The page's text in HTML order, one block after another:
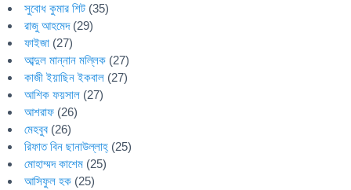
সুবোধ কুমার শিট (35)
রাজু আহমেদ(29)
ফাইজা (27)
আব্দুল মান্নান মল্লিক (27)
কাজী ইয়াছিন ইকবাল (27)
আশিক ফয়সাল (27)
আশরাফ (26)
মেহবুব (26)
রিফাত বিন ছানাউল্লাহ্ (25)
মোহাম্মদ কাশেম (25)
আসিফুল হক (25)